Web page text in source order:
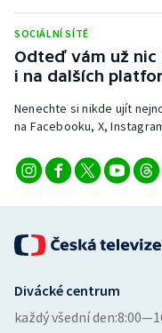
Triatlon
Veslování
Ostatní
SOCIÁLNÍ SÍTĚ
Odteď vám už nic
i na dalších
Nenechte si nikde ujít
na Facebooku, X,
Divácké centrum
každý všední den: